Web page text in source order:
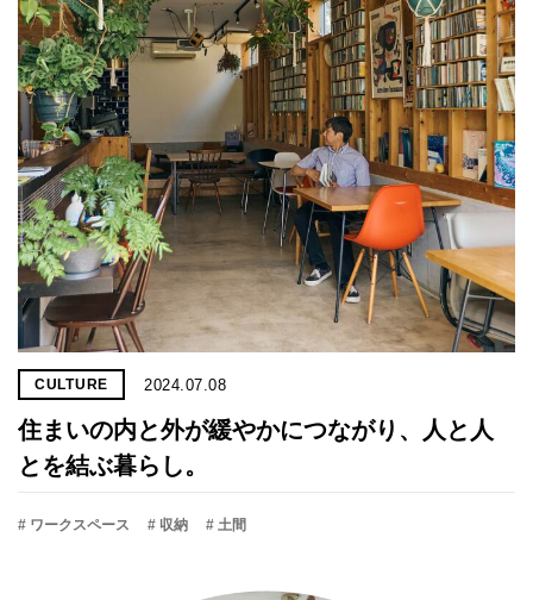
CULTURE 2024.07.08
住まいの内と外が緩やかにつながり、人と人
とを結ぶ暮らし。
# ワークスペース # 収納 # 土間